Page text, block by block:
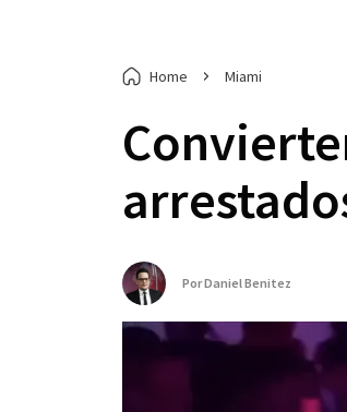
Home Miami
PorDaniel Benitez